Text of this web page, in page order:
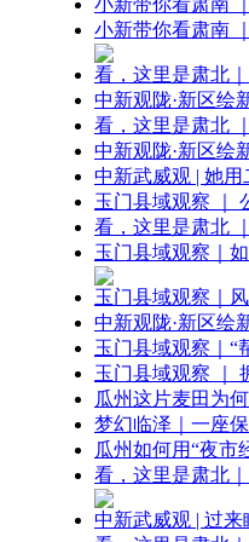
小新带你看肃南
小新带你看肃南
看，这里是肃北
中新观陇·新区绘
看，这里是肃北
中新观陇·新区绘
中新武威观 | 她
玉门县域观察 ｜
看，这里是肃北
玉门县域观察｜
玉门县域观察｜
中新观陇·新区绘
玉门县域观察｜“
玉门县域观察 ｜
瓜州这片麦田为
梦幻临泽｜一座
瓜州如何用“夜市
看，这里是肃北
中新武威观 | 过